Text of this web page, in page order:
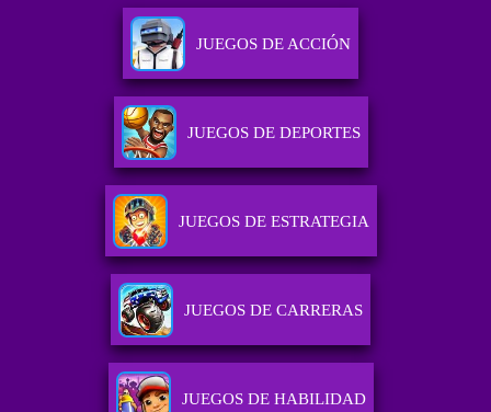
JUEGOS DE ACCIÓN
JUEGOS DE DEPORTES
JUEGOS DE ESTRATEGIA
JUEGOS DE CARRERAS
JUEGOS DE HABILIDAD